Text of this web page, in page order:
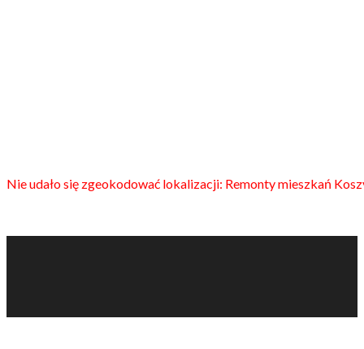
Nie udało się zgeokodować lokalizacji: Remonty mieszkań